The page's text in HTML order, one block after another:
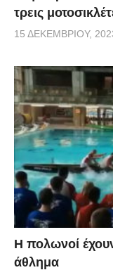
τρεις
15 ΔΕΚΕΜΒΡΊΟΥ,
Η πολωνοί
άθλημα